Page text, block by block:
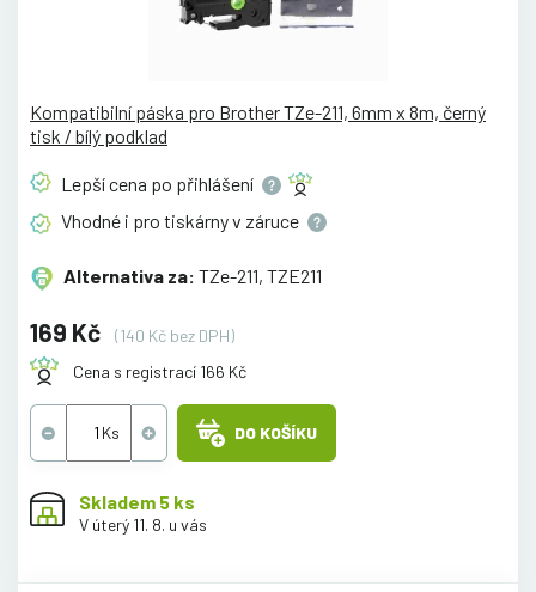
Kompatibilní páska pro Brother TZe-211, 6mm x 8m, černý
tisk / bílý podklad
Lepší cena po přihlášení
Vhodné i pro tiskárny v záruce
Alternativa za: TZe-211, TZE211
169 Kč
(140 Kč bez DPH)
Cena s registrací 166 Kč
DO KOŠÍKU
Skladem 5 ks
V úterý 11. 8. u vás